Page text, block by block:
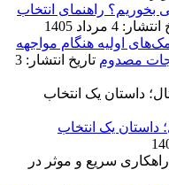
راهنمای انتخاب
4 مرداد 1405
اولیه هنگام مواجهه
تاریخ انتشار: 3
داستان یک انتخاب